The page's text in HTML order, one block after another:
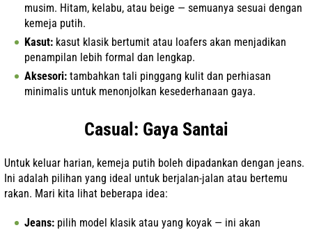
musim. Hitam, kelabu, atau beige — semuanya sesuai dengan
kemeja putih.
Kasut: kasut klasik bertumit atau loafers akan menjadikan
penampilan lebih formal dan lengkap.
Aksesori: tambahkan tali pinggang kulit dan perhiasan
minimalis untuk menonjolkan kesederhanaan gaya.
Casual: Gaya Santai
Untuk keluar harian, kemeja putih boleh dipadankan dengan jeans.
Ini adalah pilihan yang ideal untuk berjalan-jalan atau bertemu
rakan. Mari kita lihat beberapa idea:
Jeans: pilih model klasik atau yang koyak — ini akan